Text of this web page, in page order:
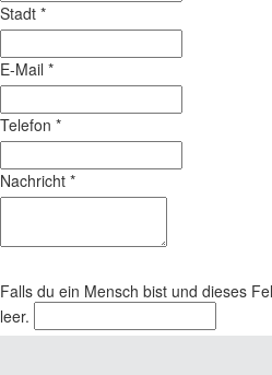
Stadt *
E-Mail *
Telefon *
Nachricht *
Falls du ein Mensch bist und dieses
leer.